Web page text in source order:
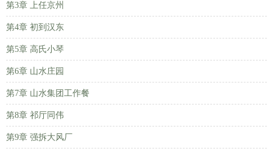
第3章 上任京州
第4章 初到汉东
第5章 高氏小琴
第6章 山水庄园
第7章 山水集团工作餐
第8章 祁厅同伟
第9章 强拆大风厂